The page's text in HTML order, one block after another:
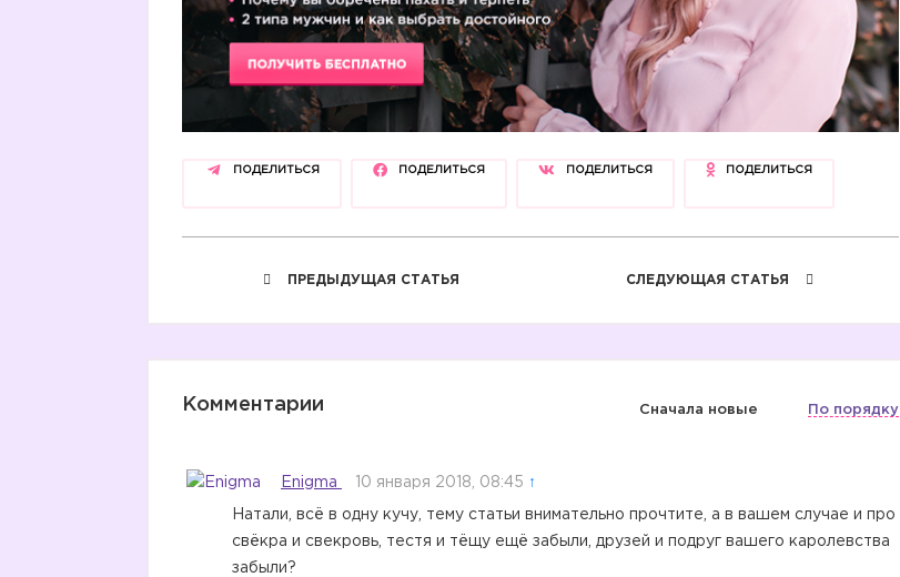
ПОДЕЛИТЬСЯ ПОДЕЛИТЬСЯ ПОДЕЛИТЬСЯ ПОДЕЛИТЬСЯ
ПРЕДЫДУЩАЯ СТАТЬЯ СЛЕДУЮЩАЯ СТАТЬЯ
Комментарии Сначала новые По порядку
Enigma 10 января 2018, 08:45 ↑
Натали, всё в одну кучу, тему статьи внимательно прочтите, а в вашем случае и про
свёкра и свекровь, тестя и тёщу ещё забыли, друзей и подруг вашего каролевства
забыли?